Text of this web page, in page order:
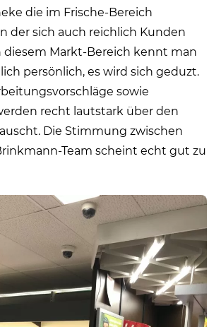
die im Frische-Bereich
der sich auch reichlich Kunden
Markt-Bereich kennt man
persönlich, es wird sich geduzt.
sowie
recht lautstark über den
Die Stimmung zwischen
Team scheint echt gut zu